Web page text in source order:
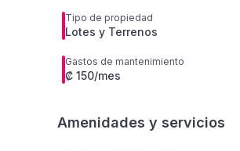
Tipo de propiedad
Lotes y Terrenos
Gastos de mantenimiento
₡ 150/mes
Amenidades y servicios